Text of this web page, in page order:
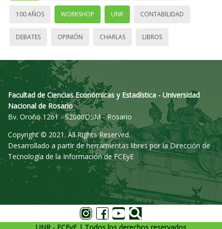
100 AÑOS WORKSHOP UNR CONTABILIDAD
DEBATES OPINIÓN CHARLAS LIBROS
Facultad de Ciencias Económicas y Estadística - Universidad
Nacional de Rosario
Bv. Oroño 1261 - S2000DSM - Rosario
Copyright © 2021. All Rights Reserved.
Desarrollado a partir de herramientas libres por la Dirección de
Tecnología de la Información de FCEyE